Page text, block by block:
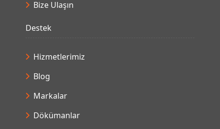
Bize Ulaşın
Destek
Hizmetlerimiz
Blog
Markalar
Dökümanlar